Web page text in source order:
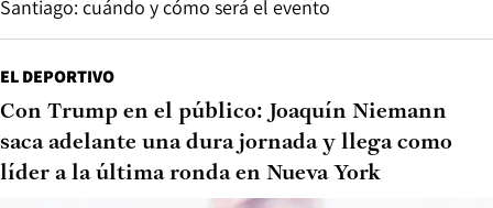
Santiago: cuándo y cómo será el evento
EL DEPORTIVO
Con Trump en el público: Joaquín Niemann
saca adelante una dura jornada y llega como
líder a la última ronda en Nueva York